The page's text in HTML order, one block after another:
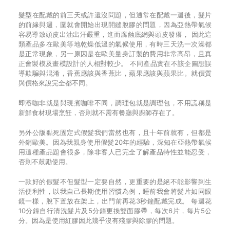
髮型在配戴的前三天或許還沒問題，但通常在配戴一週後，髮片
的前緣與週，圍就會開始出現開縫脫膠的問題，因為亞熱帶氣候
容易導致頭皮出油出汗嚴重，進而腐蝕底網與頭皮發癢， 因此這
類產品多在歐美等地乾燥低溫的氣候使用，有時三天洗一次澡都
是正常現象，另一原因是在歐美量身訂製的費用非常高昂，且真
正會製模及畫模設計的人相對較少。 不同產品實在不該企圖想誤
導欺騙與混淆，香蕉應該與香蕉比，蘋果應該與蘋果比。就價質
與價格來說完全都不同。
即溶咖非就是與現煮咖啡不同，調理包就是調理包，不用謊稱是
新鮮食材現場烹飪，否則就不需有餐廳與廚師存在了。
另外公版黏死固定式假髮我們當然也有，且十年前就有，但都是
外銷歐美。因為我親身使用假髮20年的經驗，深知在亞熱帶氣候
用這種產品題會很多，除非客人已完全了解產品特性並能忍受，
否則不鼓勵使用。
一款好的假髮不但髮型一定要自然，更重要的是絕不能影響到生
活便利性，以我自己長期使用習慣為例，睡前我會將髮片如同眼
鏡一樣，脫下置放在架上，出門前再花3秒鐘配戴完成。 每週花
10分鐘自行清洗髮片及5分鐘更換雙面膠帶，每次6片，每片5公
分。因為是使用紅膠因此幾乎沒有殘膠與除膠的問題。